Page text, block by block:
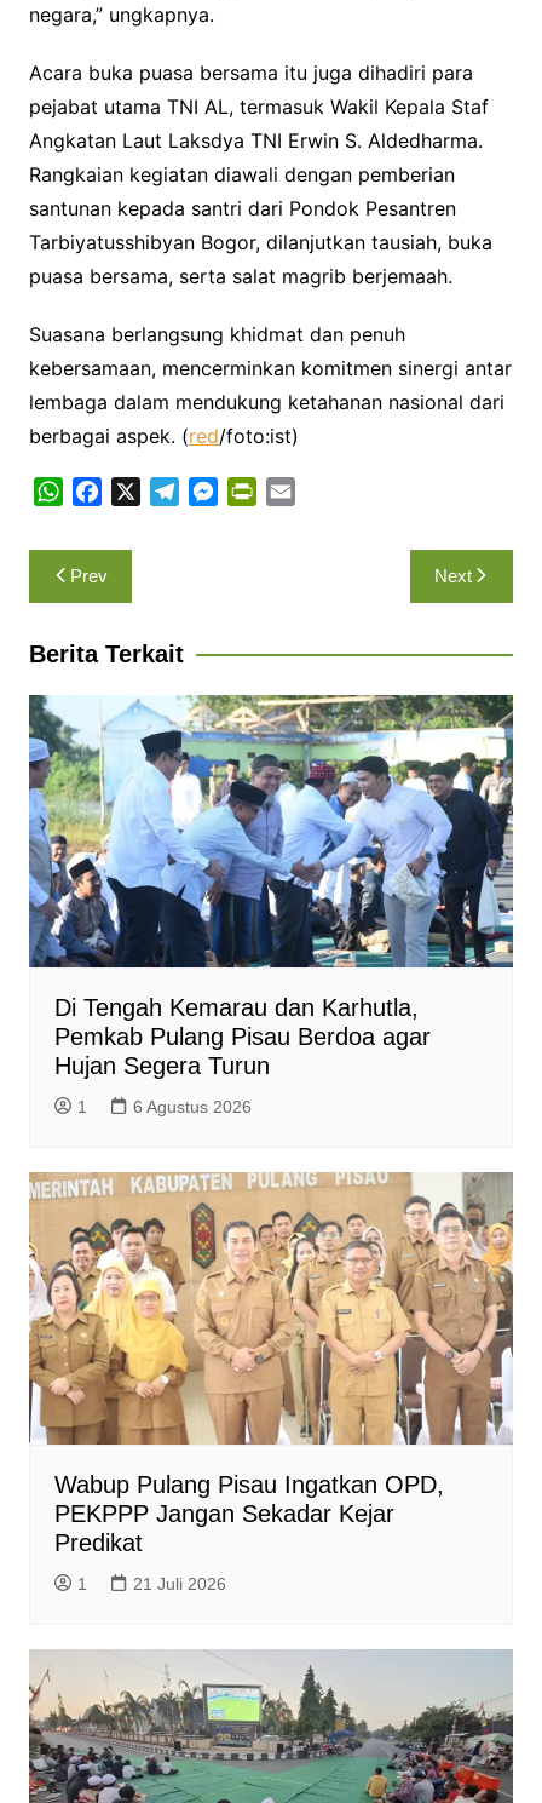
negara,” ungkapnya.
Acara buka puasa bersama itu juga dihadiri para
pejabat utama TNI AL, termasuk Wakil Kepala Staf
Angkatan Laut Laksdya TNI Erwin S. Aldedharma.
Rangkaian kegiatan diawali dengan pemberian
santunan kepada santri dari Pondok Pesantren
Tarbiyatusshibyan Bogor, dilanjutkan tausiah, buka
puasa bersama, serta salat magrib berjemaah.
Suasana berlangsung khidmat dan penuh
kebersamaan, mencerminkan komitmen sinergi antar
lembaga dalam mendukung ketahanan nasional dari
berbagai aspek. (red/foto:ist)
W
a
t
s
p
p
c
e
b
o
k
a
m
M
e
r
i
e
n
d
l
y
Navigasi
pos
Prev Next
Berita Terkait
Di Tengah Kemarau dan Karhutla,
Pemkab Pulang Pisau Berdoa agar
Hujan Segera Turun
1 6 Agustus 2026
Wabup Pulang Pisau Ingatkan OPD,
PEKPPP Jangan Sekadar Kejar
Predikat
1 21 Juli 2026